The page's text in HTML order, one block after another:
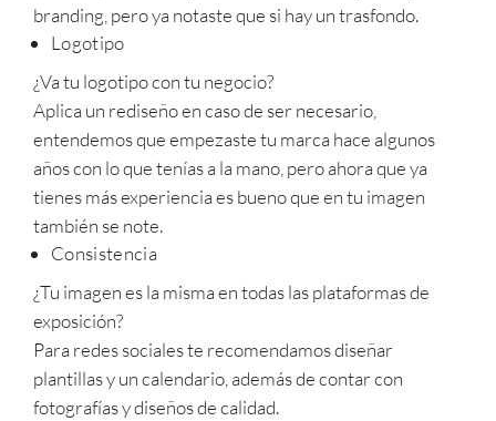
branding, pero ya notaste que si hay un trasfondo.
Logotipo
¿Va tu logotipo con tu negocio?
Aplica un rediseño en caso de ser necesario,
entendemos que empezaste tu marca hace algunos
años con lo que tenías a la mano, pero ahora que ya
tienes más experiencia es bueno que en tu imagen
también se note.
Consistencia
¿Tu imagen es la misma en todas las plataformas de
exposición?
Para redes sociales te recomendamos diseñar
plantillas y un calendario, además de contar con
fotografías y diseños de calidad.